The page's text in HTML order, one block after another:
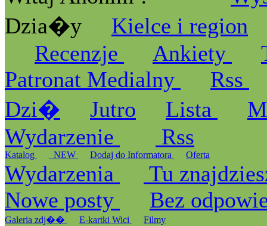
Dzia�y
Kielce i region
Recenzje
Ankiety
Patronat Medialny
Rss
Dzi�
Jutro Lista
Wydarzenie
Rss
Katalog _NEW Dodaj do Informatora Oferta
Wydarzenia
Tu
Nowe posty
Bez
Galeria zdj�� E-kartki Wici Filmy